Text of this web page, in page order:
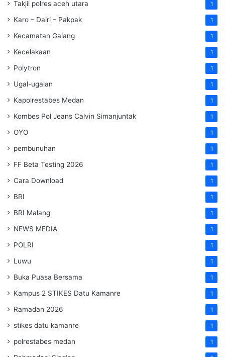
Takjil polres aceh utara 1
Karo – Dairi – Pakpak 1
Kecamatan Galang 1
Kecelakaan 1
Polytron 1
Ugal-ugalan 1
Kapolrestabes Medan 1
Kombes Pol Jeans Calvin Simanjuntak 1
OYO 1
pembunuhan 1
FF Beta Testing 2026 1
Cara Download 1
BRI 1
BRI Malang 1
NEWS MEDIA 1
POLRI 1
Luwu 1
Buka Puasa Bersama 1
Kampus 2 STIKES Datu Kamanre 1
Ramadan 2026 1
stikes datu kamanre 1
polrestabes medan 1